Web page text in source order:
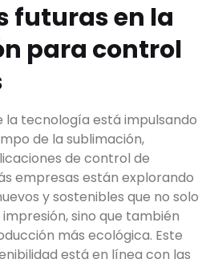
futuras en la
para control
la tecnología está impulsando
de la sublimación,
de control de
empresas están explorando
y sostenibles que no solo
sino que también
más ecológica. Este
está en línea con las